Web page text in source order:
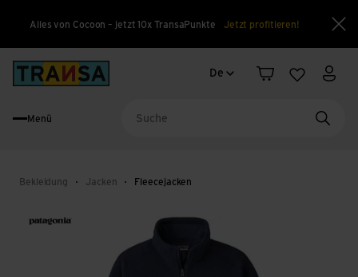
Alles von Cocoon – jetzt 10x TransaPunkte Jetzt profitieren!
Sprachwechsel
De
Warenkorb
Merkliste
Menü
Bekleidung Jacken Fleecejacken